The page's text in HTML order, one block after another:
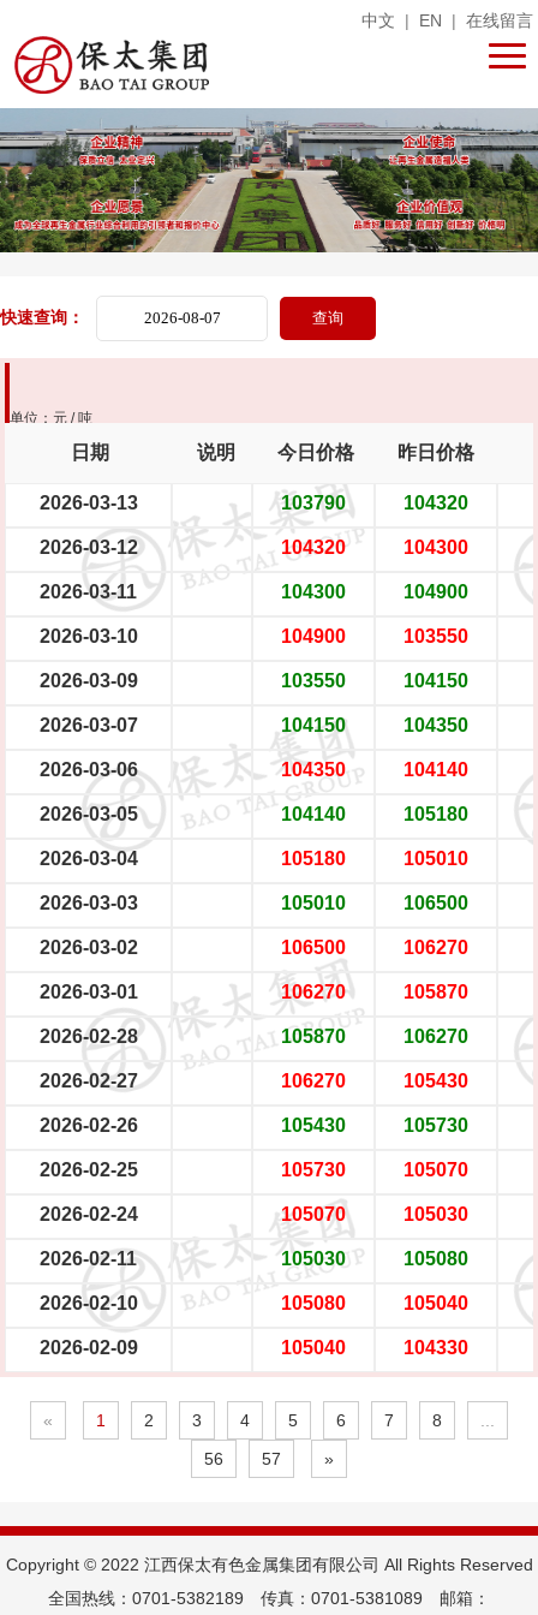
中文 | EN | 在线留言
快速查询：
单位：元 / 吨
日期 说明 今日价格 昨日价格
2026-03-13 103790 104320
2026-03-12 104320 104300
2026-03-11 104300 104900
2026-03-10 104900 103550
2026-03-09 103550 104150
2026-03-07 104150 104350
2026-03-06 104350 104140
2026-03-05 104140 105180
2026-03-04 105180 105010
2026-03-03 105010 106500
2026-03-02 106500 106270
2026-03-01 106270 105870
2026-02-28 105870 106270
2026-02-27 106270 105430
2026-02-26 105430 105730
2026-02-25 105730 105070
2026-02-24 105070 105030
2026-02-11 105030 105080
2026-02-10 105080 105040
2026-02-09 105040 104330
« 1 2 3 4 5 6 7 8
56
57 »
Copyright © 2022 江西保太有色金属集团有限公司 All Rights Reserved
全国热线：0701-5382189 传真：0701-5381089 邮箱：